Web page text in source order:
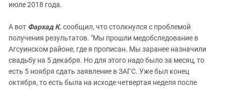
июле 2018 года.
А вот Фархад К.сообщил, что столкнулся с проблемой
получения результатов. "Мы прошли медобследование в
Агсуинском районе, где я прописан. Мы заранее назначили
свадьбу на 5 декабря. Но для этого надо было за месяц, то
есть 5 ноября сдать заявление в ЗАГС. Уже был конец
октября, то есть была на исходе четвертая неделя после